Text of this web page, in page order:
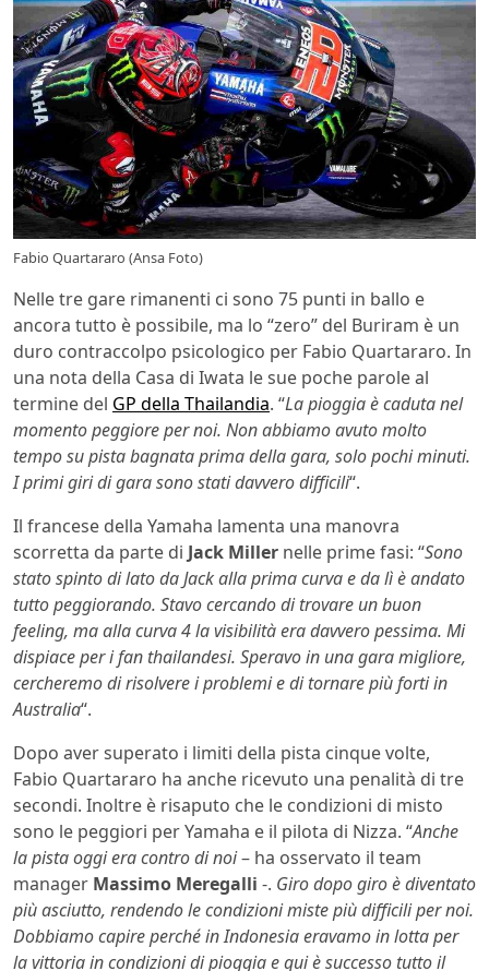
Fabio Quartararo (Ansa Foto)
Nelle tre gare rimanenti ci sono 75 punti in ballo e
ancora tutto è possibile, ma lo “zero” del Buriram è un
duro contraccolpo psicologico per Fabio Quartararo. In
una nota della Casa di Iwata le sue poche parole al
termine del GP della Thailandia. “La pioggia è caduta nel
momento peggiore per noi. Non abbiamo avuto molto
tempo su pista bagnata prima della gara, solo pochi minuti.
I primi giri di gara sono stati davvero difficili“.
Il francese della Yamaha lamenta una manovra
scorretta da parte di Jack Miller nelle prime fasi: “Sono
stato spinto di lato da Jack alla prima curva e da lì è andato
tutto peggiorando. Stavo cercando di trovare un buon
feeling, ma alla curva 4 la visibilità era davvero pessima. Mi
dispiace per i fan thailandesi. Speravo in una gara migliore,
cercheremo di risolvere i problemi e di tornare più forti in
Australia“.
Dopo aver superato i limiti della pista cinque volte,
Fabio Quartararo ha anche ricevuto una penalità di tre
secondi. Inoltre è risaputo che le condizioni di misto
sono le peggiori per Yamaha e il pilota di Nizza. “Anche
la pista oggi era contro di noi– ha osservato il team
manager Massimo Meregalli -. Giro dopo giro è diventato
più asciutto, rendendo le condizioni miste più difficili per noi.
Dobbiamo capire perché in Indonesia eravamo in lotta per
la vittoria in condizioni di pioggia e qui è successo tutto il